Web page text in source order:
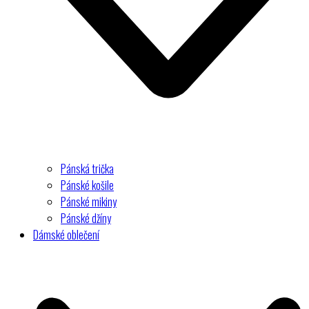
Pánská trička
Pánské košile
Pánské mikiny
Pánské džíny
Dámské oblečení